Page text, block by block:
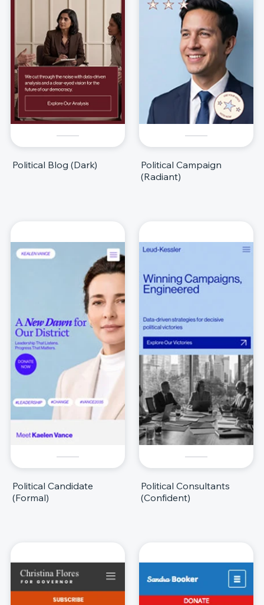
Political Blog (Dark)
Political Campaign
(Radiant)
Political Candidate
(Formal)
Political Consultants
(Confident)